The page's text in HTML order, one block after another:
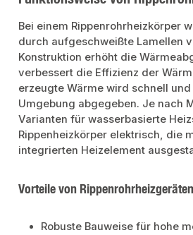
Bei einem Rippenrohrheizkörper
durch aufgeschweißte Lamellen
Konstruktion erhöht die
verbessert die Effizienz der
erzeugte Wärme wird schnell
Umgebung abgegeben. Je nach
Varianten für wasserbasierte
Rippenheizkörper elektrisch, die
integrierten Heizelement
Vorteile von Rippenrohrheizgeräten
Robuste Bauweise für hohe